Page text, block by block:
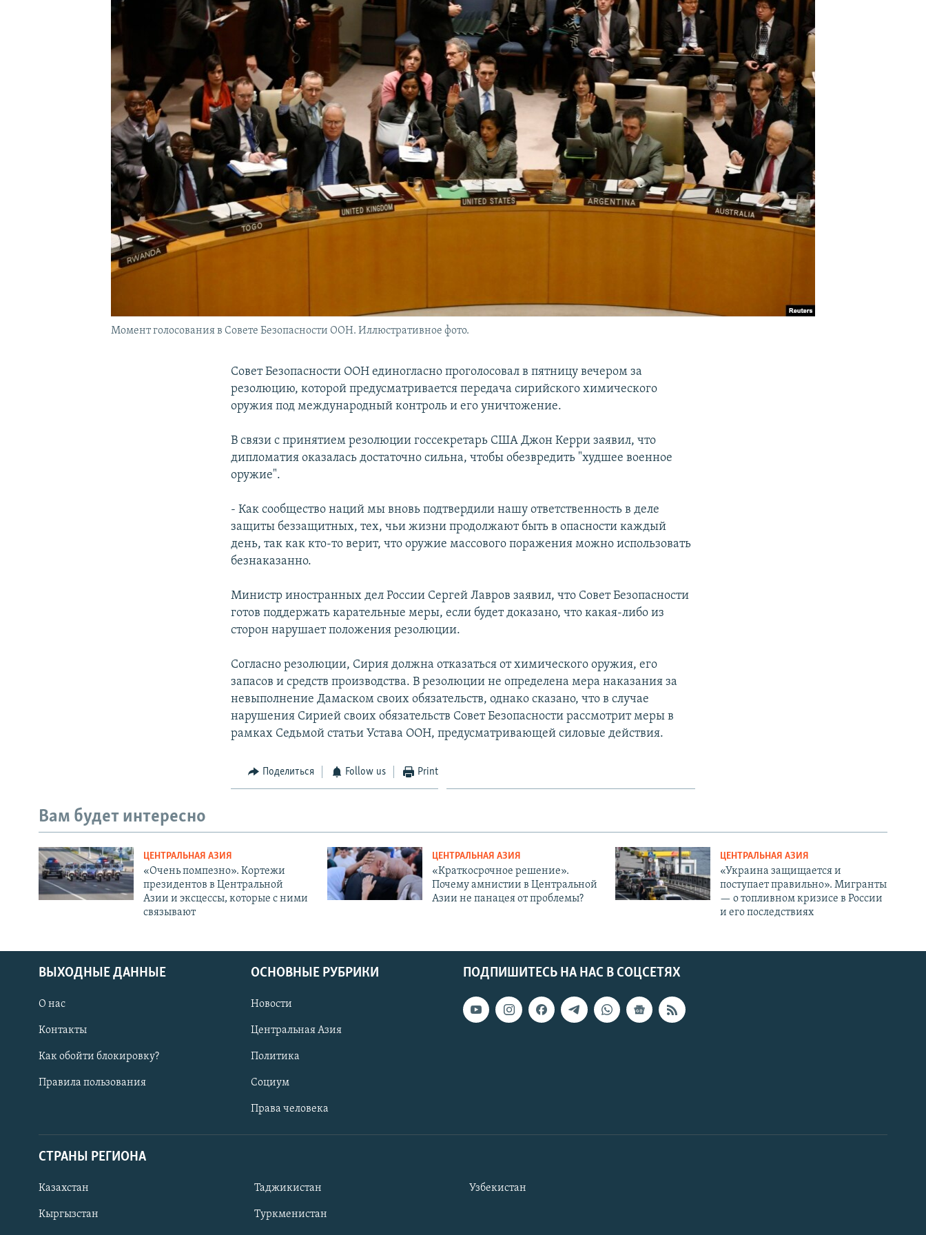
Момент голосования в Совете Безопасности ООН. Иллюстративное фото.
Совет Безопасности ООН единогласно проголосовал в пятницу вечером за
резолюцию, которой предусматривается передача сирийского химического
оружия под международный контроль и его уничтожение.
В связи с принятием резолюции госсекретарь США Джон Керри заявил, что
дипломатия оказалась достаточно сильна, чтобы обезвредить "худшее военное
оружие".
- Как сообщество наций мы вновь подтвердили нашу ответственность в деле
защиты беззащитных, тех, чьи жизни продолжают быть в опасности каждый
день, так как кто-то верит, что оружие массового поражения можно использовать
безнаказанно.
Министр иностранных дел России Сергей Лавров заявил, что Совет Безопасности
готов поддержать карательные меры, если будет доказано, что какая-либо из
сторон нарушает положения резолюции.
Согласно резолюции, Сирия должна отказаться от химического оружия, его
запасов и средств производства. В резолюции не определена мера наказания за
невыполнение Дамаском своих обязательств, однако сказано, что в случае
нарушения Сирией своих обязательств Совет Безопасности рассмотрит меры в
рамках Седьмой статьи Устава ООН, предусматривающей силовые действия.
Поделиться Follow us Print
Вам будет интересно
ЦЕНТРАЛЬНАЯ АЗИЯ
«Очень помпезно». Кортежи
президентов в Центральной
Азии и эксцессы, которые с ними
связывают
ЦЕНТРАЛЬНАЯ АЗИЯ
«Краткосрочное решение».
Почему амнистии в Центральной
Азии не панацея от проблемы?
ЦЕНТРАЛЬНАЯ АЗИЯ
«Украина защищается и
поступает правильно». Мигранты
— о топливном кризисе в России
и его последствиях
ПОДПИШИТЕСЬ НА НАС В СОЦСЕТЯХ
ВЫХОДНЫЕ ДАННЫЕ
О нас
Контакты
Как обойти блокировку?
Правила пользования
ОСНОВНЫЕ РУБРИКИ
Новости
Центральная Азия
Политика
Социум
Права человека
СТРАНЫ РЕГИОНА
Казахстан
Кыргызстан
Таджикистан
Туркменистан
Узбекистан